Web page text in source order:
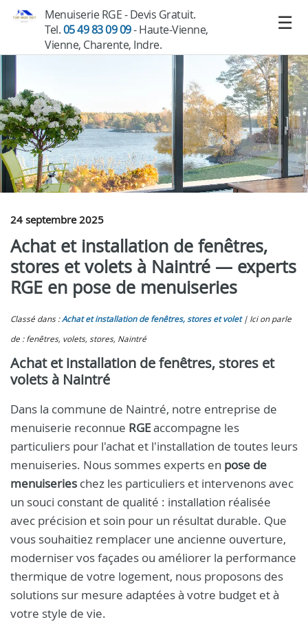
Menuiserie RGE - Devis Gratuit.
Tel.05 49 83 09 09- Haute-Vienne,
Vienne, Charente, Indre.
24 septembre 2025
Achat et installation de fenêtres,
stores et volets à Naintré — experts
RGE en pose de menuiseries
Classé dans :Achat et installation de fenêtres, stores et volet
Ici on parle
de : fenêtres, volets, stores, Naintré
Achat et installation de fenêtres, stores et
volets à Naintré
Dans la commune de Naintré, notre entreprise de
menuiserie reconnue RGEaccompagne les
particuliers pour l'achat et l'installation de toutes leurs
menuiseries. Nous sommes experts en pose de
menuiseries chez les particuliers et intervenons avec
un souci constant de qualité : installation réalisée
avec précision et soin pour un résultat durable. Que
vous souhaitiez remplacer une ancienne ouverture,
moderniser vos façades ou améliorer la performance
thermique de votre logement, nous proposons des
solutions sur mesure adaptées à votre budget et à
votre style de vie.